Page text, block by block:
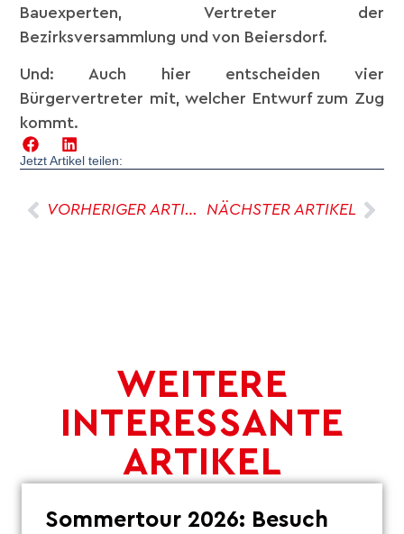
Bauexperten, Vertreter der
Bezirksversammlung und von Beiersdorf.
Und: Auch hier entscheiden vier
Bürgervertreter mit, welcher Entwurf zum Zug
kommt.
Jetzt Artikel teilen:
VORHERIGER ARTIKEL NÄCHSTER ARTIKEL
WEITERE
INTERESSANTE
ARTIKEL
Sommertour 2026: Besuch